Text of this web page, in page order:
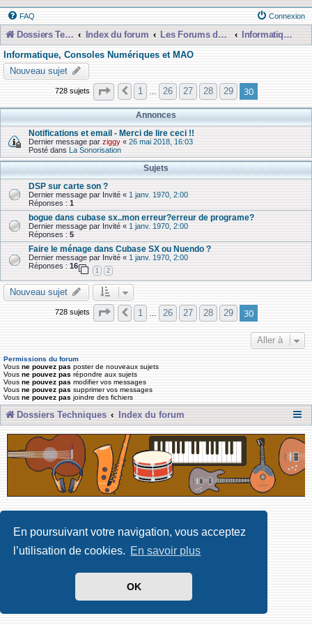
En poursuivant votre navigation, vous acceptez
l’utilisation de cookies. En savoir plus
OK
FAQ Connexion
Dossiers Techniques Index du forum Les Forums de Discussions
Informatique, Consoles Numériques et MAO
Informatique, Consoles Numériques et MAO
Nouveau sujet
728 sujets Page 30 30
Précédente
1 26 27 28 29 30
Annonces
Notifications et email - Merci de lire ceci !!
Dernier message par ziggy « 26 mai 2018, 16:03
Posté dans La Sonorisation
Sujets
DSP sur carte son ?
Dernier message par Invité « 1 janv. 1970, 2:00
Réponses : 1
bogue dans cubase sx..mon erreur?erreur de programe?
Dernier message par Invité « 1 janv. 1970, 2:00
Réponses : 5
Faire le ménage dans Cubase SX ou Nuendo ?
Dernier message par Invité « 1 janv. 1970, 2:00
Réponses : 16
1 2
Nouveau sujet
728 sujets Page 30 30
Précédente
1 26 27 28 29 30
Aller à
Permissions du forum
Vous ne pouvez pas poster de nouveaux sujets
Vous ne pouvez pas répondre aux sujets
Vous ne pouvez pas modifier vos messages
Vous ne pouvez pas supprimer vos messages
Vous ne pouvez pas joindre des fichiers
Dossiers Techniques Index du forum
Traduit par phpBB-fr
Confidentialité| Conditions